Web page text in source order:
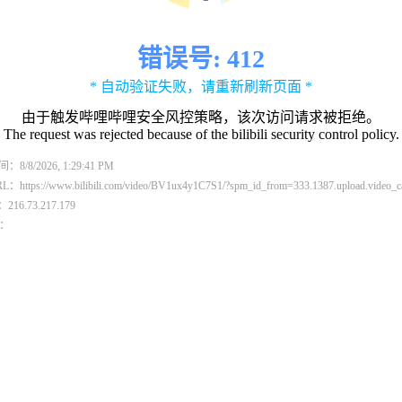
错误号: 412
* 自动验证失败，请重新刷新页面 *
由于触发哔哩哔哩安全风控策略，该次访问请求被拒绝。
The request was rejected because of the bilibili security control policy.
：8/8/2026, 1:29:41 PM
：https://www.bilibili.com/video/BV1ux4y1C7S1/
216.73.217.179